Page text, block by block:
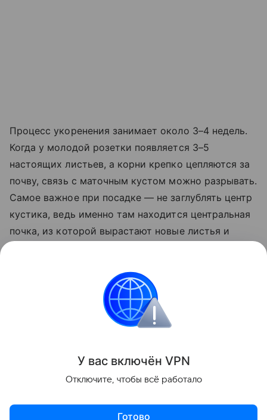
Процесс укоренения занимает около 3–4 недель.
Когда у молодой розетки появляется 3–5
настоящих листьев, а корни крепко цепляются за
почву, связь с маточным кустом можно разрывать.
Самое важное при посадке — не заглублять центр
кустика, ведь именно там находится центральная
почка, из которой вырастают новые листья и
почвой — растение сгниет, если оставить
слишком высоко — вымерзнет зимой.
У вас включён VPN
Отключите, чтобы всё работало
Готово